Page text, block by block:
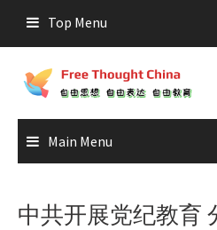
content
Top Menu
Main Menu
中共开展党纪教育